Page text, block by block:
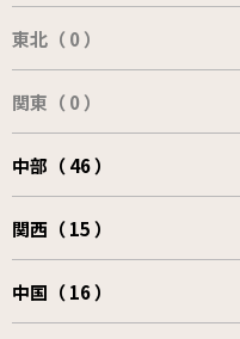
東北（ 0 ）
関東（ 0 ）
中部（ 46 ）
関西（ 15 ）
中国（ 16 ）